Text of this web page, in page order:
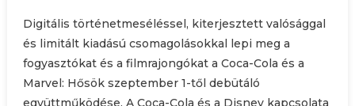
Digitális történetmeséléssel, kiterjesztett valósággal
és limitált kiadású csomagolásokkal lepi meg a
fogyasztókat és a filmrajongókat a Coca-Cola és a
Marvel: Hősök szeptember 1-től debütáló
együttműködése. A Coca-Cola és a Disney kapcsolata